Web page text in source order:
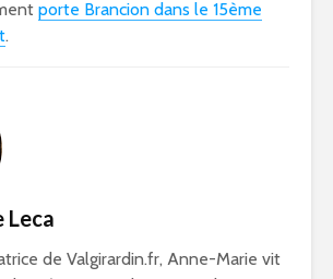
porte Brancion dans le 15ème
.
Leca
de Valgirardin.fr, Anne-Marie vit